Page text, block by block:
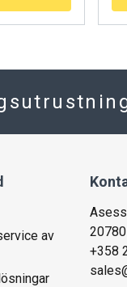
av
20780
+358